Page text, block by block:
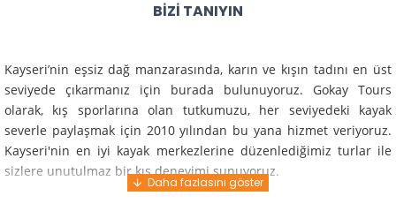
BIZI TANIYIN
Kayseri’nin eşsiz dağ manzarasında, karın ve kışın tadını en üst
seviyede çıkarmanız için burada bulunuyoruz. Gokay Tours
olarak, kış sporlarına olan tutkumuzu, her seviyedeki kayak
severle paylaşmak için 2010 yılından bu yana hizmet veriyoruz.
Kayseri'nin en iyi kayak merkezlerine düzenlediğimiz turlar ile
sizlere unutulmaz bir kış deneyimi sunuyoruz.